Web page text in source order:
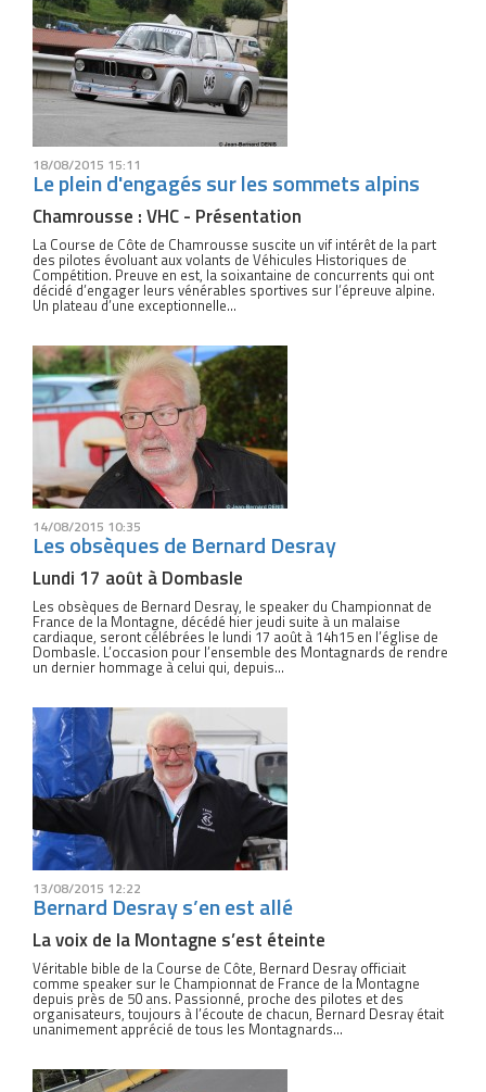
18/08/2015 15:11
Le plein d'engagés sur les sommets alpins
Chamrousse : VHC - Présentation
La Course de Côte de Chamrousse suscite un vif intérêt de la part
des pilotes évoluant aux volants de Véhicules Historiques de
Compétition. Preuve en est, la soixantaine de concurrents qui ont
décidé d’engager leurs vénérables sportives sur l’épreuve alpine.
Un plateau d’une exceptionnelle...
14/08/2015 10:35
Les obsèques de Bernard Desray
Lundi 17 août à Dombasle
Les obsèques de Bernard Desray, le speaker du Championnat de
France de la Montagne, décédé hier jeudi suite à un malaise
cardiaque, seront célébrées le lundi 17 août à 14h15 en l’église de
Dombasle. L’occasion pour l’ensemble des Montagnards de rendre
un dernier hommage à celui qui, depuis...
13/08/2015 12:22
Bernard Desray s’en est allé
La voix de la Montagne s’est éteinte
Véritable bible de la Course de Côte, Bernard Desray officiait
comme speaker sur le Championnat de France de la Montagne
depuis près de 50 ans. Passionné, proche des pilotes et des
organisateurs, toujours à l’écoute de chacun, Bernard Desray était
unanimement apprécié de tous les Montagnards...